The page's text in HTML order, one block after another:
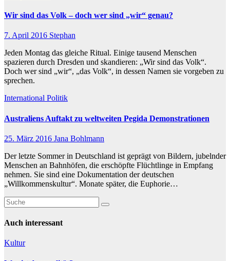
Wir sind das Volk – doch wer sind „wir“ genau?
7. April 2016 Stephan
Jeden Montag das gleiche Ritual. Einige tausend Menschen
spazieren durch Dresden und skandieren: „Wir sind das Volk“.
Doch wer sind „wir“, „das Volk“, in dessen Namen sie vorgeben zu
sprechen.
International Politik
Australiens Auftakt zu weltweiten Pegida Demonstrationen
25. März 2016 Jana Bohlmann
Der letzte Sommer in Deutschland ist geprägt von Bildern, jubelnder
Menschen an Bahnhöfen, die erschöpfte Flüchtlinge in Empfang
nehmen. Sie sind eine Dokumentation der deutschen
„Willkommenskultur“. Monate später, die Euphorie…
Auch interessant
Kultur